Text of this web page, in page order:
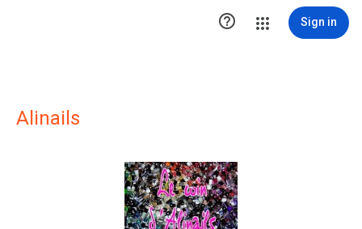
 Sign in
Alinails